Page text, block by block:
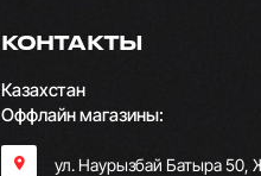
КОНТАКТЫ
Казахстан
Оффлайн магазины:
ул. Наурызбай Батыра 50,